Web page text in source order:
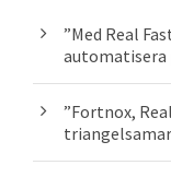
”Med Real
”Fortnox,